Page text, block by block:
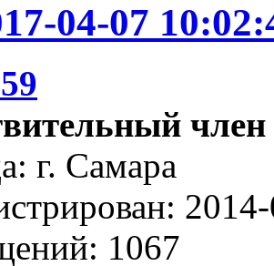
04-07
член
г. Самара
1067